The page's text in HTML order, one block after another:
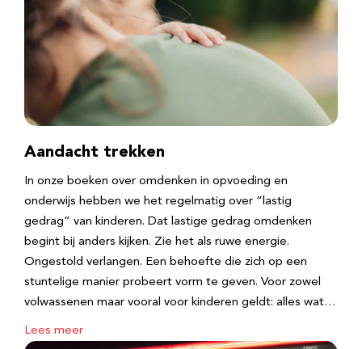
Aandacht trekken
In onze boeken over omdenken in opvoeding en
onderwijs hebben we het regelmatig over “lastig
gedrag” van kinderen. Dat lastige gedrag omdenken
begint bij anders kijken. Zie het als ruwe energie.
Ongestold verlangen. Een behoefte die zich op een
stuntelige manier probeert vorm te geven. Voor zowel
volwassenen maar vooral voor kinderen geldt: alles wat…
Lees meer